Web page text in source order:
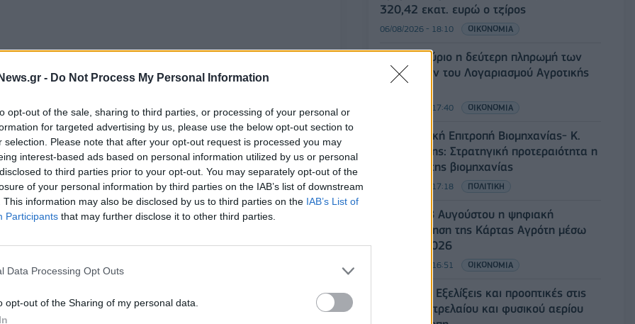
- Do Not Process My Personal Information
opt-out of the sale, sharing to third parties, or processing of your personal or
for targeted advertising by us, please use the below opt-out section to
selection. Please note that after your opt-out request is processed you may
interest-based ads based on personal information utilized by us or personal
to third parties prior to your opt-out. You may separately opt-out of the
of your personal information by third parties on the IAB’s list of downstream
This information may also be disclosed by us to third parties on the IAB’s List of
Participants that may further disclose it to other third parties.
Data Processing Opt Outs
opt-out of the Sharing of my personal data.
και για άλλα πράγματα σχετικά με την ζωή μου.
έξω για μένα, μερικές από τις οποίες έχουν
πολύ καλά την ιδιωτική μου ζωή.«Όπως
έχω πάει με άντρες και με γυναίκες
ζωή μου και τώρα επέλεξα να ζω ως
ειλικρινά και ανοιχτά και αυτό ξεκινά με
320,42 εκατ. ευρώ ο τζίρος
06/08/2026 - 18:10 ΟΙΚΟΝΟΜΙΑ
ΟΠΕΚΑ: Αύριο η δεύτερη πληρωμή των
δικαιούχων του Λογαριασμού Αγροτικής
Εστίας
06/08/2026 - 17:40 ΟΙΚΟΝΟΜΙΑ
Κυβερνητική Επιτροπή Βιομηχανίας- Κ.
Μητσοτάκης: Στρατηγική προτεραιότητα η
ενίσχυση της βιομηχανίας
06/08/2026 - 17:18 ΠΟΛΙΤΙΚΗ
Από τις 28 Αυγούστου η ψηφιακή
ενεργοποίηση της Κάρτας Αγρότη μέσω
της ΕΑΕ 2026
06/08/2026 - 16:51 ΟΙΚΟΝΟΜΙΑ
Eurobank: Εξελίξεις και προοπτικές στις
αγορές πετρελαίου και φυσικού αερίου